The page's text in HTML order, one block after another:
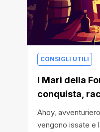
CONSIGLI UTILI
I Mari della
conquista,
Ahoy,
vengono issate e